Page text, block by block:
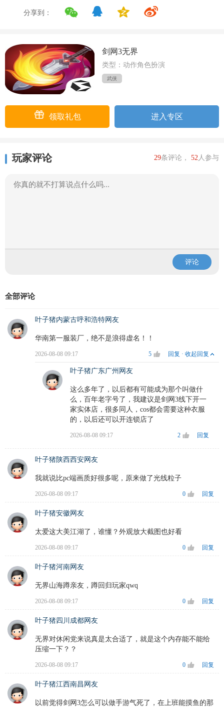
分享到：
剑网3无界
类型：动作角色扮演
武侠
领取礼包 进入专区
玩家评论 29条评论， 52 人参与
评论
全部评论
叶子猪内蒙古呼和浩特网友
华南第一服装厂，绝不是浪得虚名！！
2026-08-08 09:17 5 回复 · 收起回复
叶子猪广东广州网友
这么多年了，以后都有可能成为那个叫做什
么，百年老字号了，我建议是剑网3线下开一
家实体店，很多同人，cos都会需要这种衣服
的，以后还可以开连锁店了
2026-08-08 09:17 2 回复
叶子猪陕西西安网友
我就说比pc端画质好很多呢，原来做了光线粒子
2026-08-08 09:17 0 回复
叶子猪安徽网友
太爱这大美江湖了，谁懂？外观放大截图也好看
2026-08-08 09:17 0 回复
叶子猪河南网友
无界山海蹲亲友，蹲回归玩家qwq
2026-08-08 09:17 0 回复
叶子猪四川成都网友
无界对休闲党来说真是太合适了，就是这个内存能不能给
压缩一下？？
2026-08-08 09:17 0 回复
叶子猪江西南昌网友
以前觉得剑网3怎么可以做手游气死了，在上班能摸鱼的那